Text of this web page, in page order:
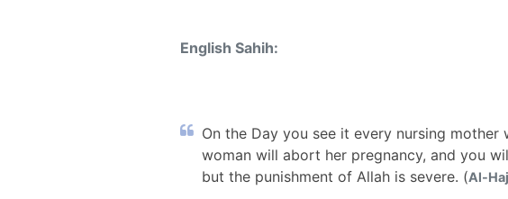
English Sahih:
On the Day you see it every nursing
woman will abort her pregnancy, and you
but the punishment of Allah is severe. (Al-